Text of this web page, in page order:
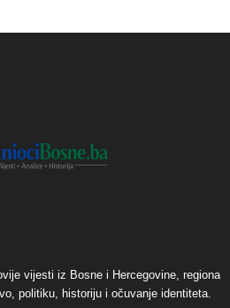
vijesti iz Bosne i Hercegovine, regiona
politiku, historiju i očuvanje identiteta.